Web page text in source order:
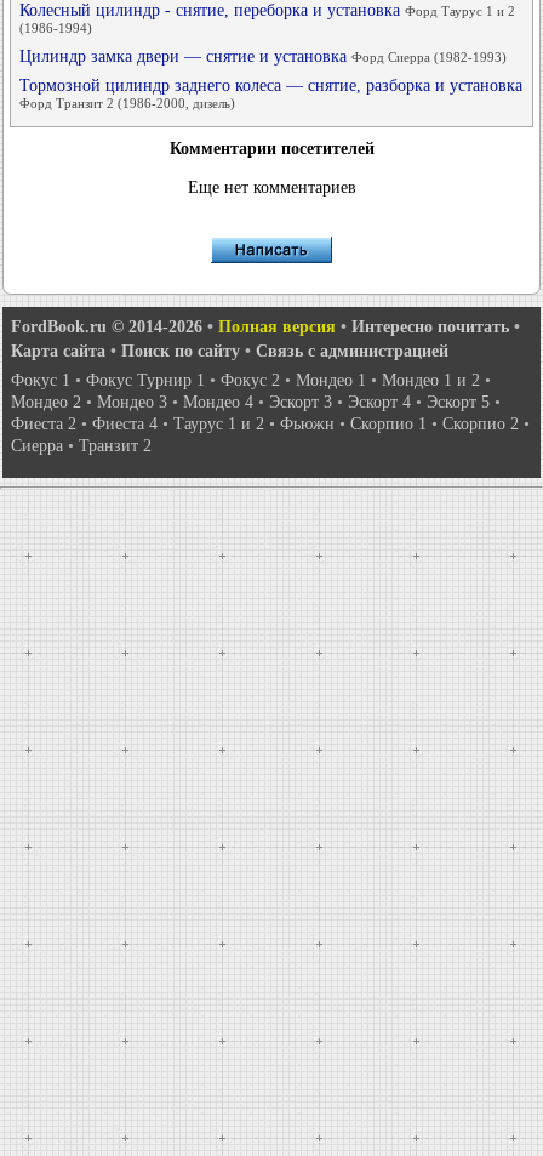
Колесный цилиндр - снятие, переборка и установка Форд Таурус 1 и 2
(1986-1994)
Цилиндр замка двери — снятие и установка Форд Сиерра (1982-1993)
Тормозной цилиндр заднего колеса — снятие, разборка и установка
Форд Транзит 2 (1986-2000, дизель)
Комментарии посетителей
Еще нет комментариев
FordBook.ru © 2014-2026 • Полная версия • Интересно почитать •
Карта сайта • Поиск по сайту • Связь с администрацией
Фокус 1 • Фокус Турнир 1 • Фокус 2 • Мондео 1 • Мондео 1 и 2 •
Мондео 2 • Мондео 3 • Мондео 4 • Эскорт 3 • Эскорт 4 • Эскорт 5 •
Фиеста 2 • Фиеста 4 • Таурус 1 и 2 • Фьюжн • Скорпио 1 • Скорпио 2 •
Сиерра • Транзит 2